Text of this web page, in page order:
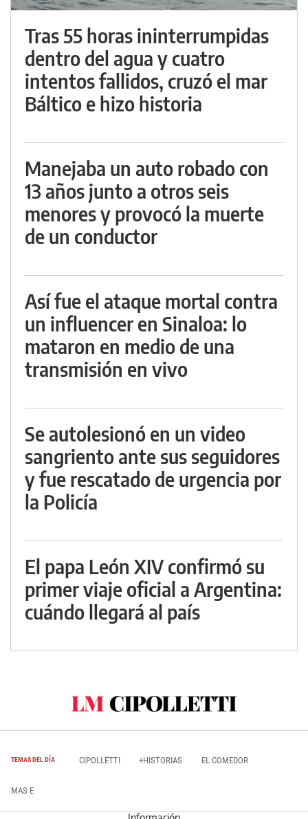
Tras 55 horas ininterrumpidas
dentro del agua y cuatro
intentos fallidos, cruzó el mar
Báltico e hizo historia
Manejaba un auto robado con
13 años junto a otros seis
menores y provocó la muerte
de un conductor
Así fue el ataque mortal contra
un influencer en Sinaloa: lo
mataron en medio de una
transmisión en vivo
Se autolesionó en un video
sangriento ante sus seguidores
y fue rescatado de urgencia por
la Policía
El papa León XIV confirmó su
primer viaje oficial a Argentina:
cuándo llegará al país
TEMAS DEL DÍA CIPOLLETTI +HISTORIAS EL COMEDOR
MAS E